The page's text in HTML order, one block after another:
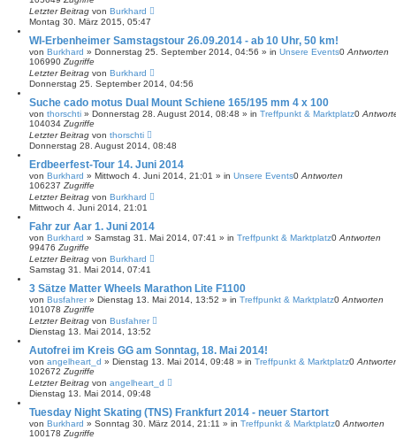
Letzter Beitrag von Burkhard
Montag 30. März 2015, 05:47
WI-Erbenheimer Samstagstour 26.09.2014 - ab 10 Uhr, 50 km!
von Burkhard » Donnerstag 25. September 2014, 04:56 » in Unsere Events0 Antworten
106990 Zugriffe
Letzter Beitrag von Burkhard
Donnerstag 25. September 2014, 04:56
Suche cado motus Dual Mount Schiene 165/195 mm 4 x 100
von thorschti » Donnerstag 28. August 2014, 08:48 » in Treffpunkt & Marktplatz0
104034 Zugriffe
Letzter Beitrag von thorschti
Donnerstag 28. August 2014, 08:48
Erdbeerfest-Tour 14. Juni 2014
von Burkhard » Mittwoch 4. Juni 2014, 21:01 » in Unsere Events0 Antworten
106237 Zugriffe
Letzter Beitrag von Burkhard
Mittwoch 4. Juni 2014, 21:01
Fahr zur Aar 1. Juni 2014
von Burkhard » Samstag 31. Mai 2014, 07:41 » in Treffpunkt & Marktplatz0 Antworten
99476 Zugriffe
Letzter Beitrag von Burkhard
Samstag 31. Mai 2014, 07:41
3 Sätze Matter Wheels Marathon Lite F1100
von Busfahrer» Dienstag 13. Mai 2014, 13:52 » in Treffpunkt & Marktplatz0 Antworten
101078 Zugriffe
Letzter Beitrag von Busfahrer
Dienstag 13. Mai 2014, 13:52
Autofrei im Kreis GG am Sonntag, 18. Mai 2014!
von angelheart_d » Dienstag 13. Mai 2014, 09:48 » in Treffpunkt & Marktplatz0
102672 Zugriffe
Letzter Beitrag von angelheart_d
Dienstag 13. Mai 2014, 09:48
Tuesday Night Skating (TNS) Frankfurt 2014 - neuer Startort
von Burkhard » Sonntag 30. März 2014, 21:11 » in Treffpunkt & Marktplatz0 Antworten
100178 Zugriffe